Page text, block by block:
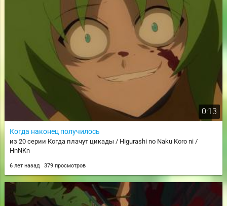
0:13
Когда наконец получилось
из 20 серии Когда плачут цикады / Higurashi no Naku Koro ni /
HnNKn
6 лет назад 379 просмотров